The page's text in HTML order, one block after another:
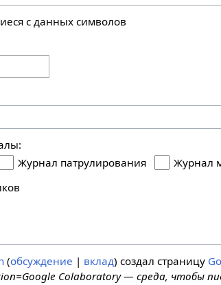
с данных символов
Журнал патрулирования
Журнал
обсуждение вклад создал страницу
Colaboratory — среда, чтобы